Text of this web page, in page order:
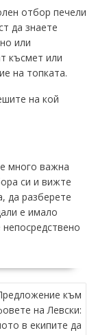
отбор печели
да знаете
или
късмет или
на топката.
на кой
много важна
си и вижте
да разберете
е имало
към
на Левски:
в екипите да